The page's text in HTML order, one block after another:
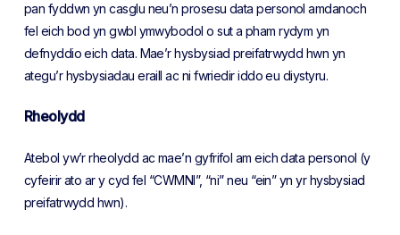
pan fyddwn yn casglu neu’n prosesu data personol amdanoch
fel eich bod yn gwbl ymwybodol o sut a pham rydym yn
defnyddio eich data. Mae’r hysbysiad preifatrwydd hwn yn
ategu’r hysbysiadau eraill ac ni fwriedir iddo eu diystyru.
Rheolydd
Atebol yw’r rheolydd ac mae’n gyfrifol am eich data personol (y
cyfeirir ato ar y cyd fel “CWMNI”, “ni” neu “ein” yn yr hysbysiad
preifatrwydd hwn).